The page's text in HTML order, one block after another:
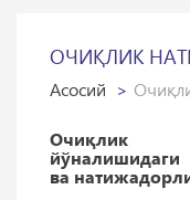
ОЧИҚЛИК
Асосий
Очиқлик
ва